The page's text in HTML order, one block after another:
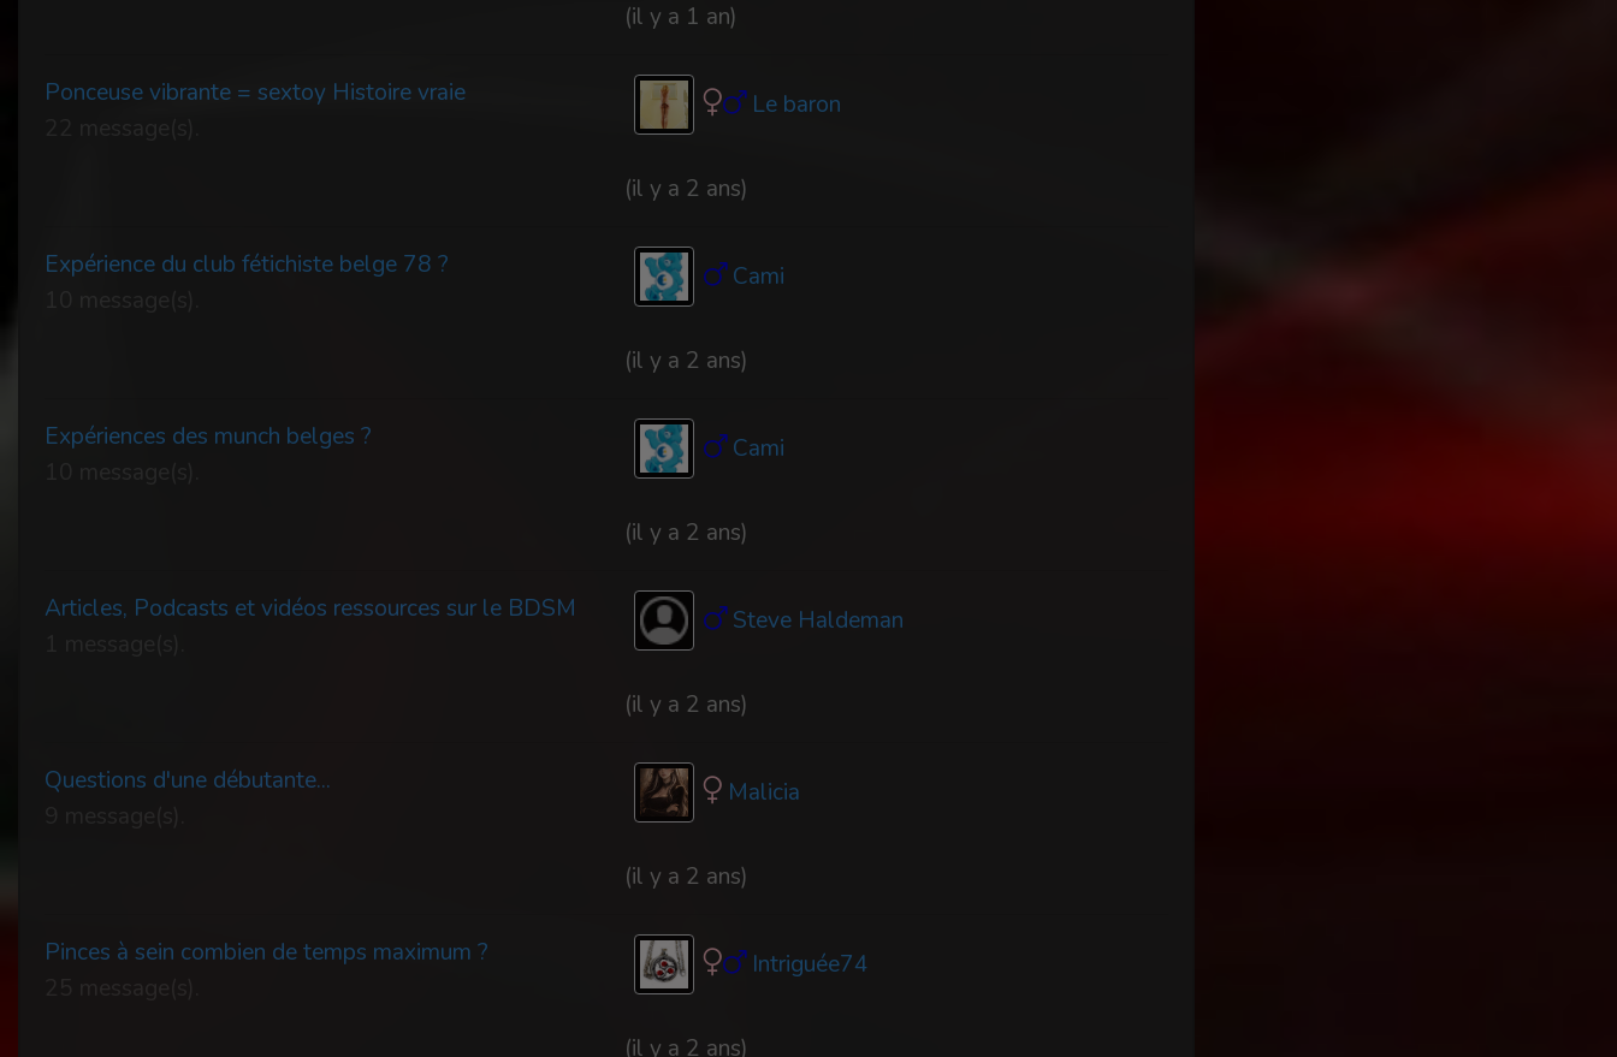
(il y a 1 an)
Ponceuse vibrante = sextoy Histoire vraie
Le baron
(il y a 2 ans)
Expérience du club fétichiste belge 78 ?
Cami
(il y a 2 ans)
Expériences des munch belges ?
Cami
(il y a 2 ans)
Articles, Podcasts et vidéos ressources sur le BDSM
Steve Haldeman
(il y a 2 ans)
Questions d'une débutante...
Malicia
(il y a 2 ans)
Pinces à sein combien de temps maximum ?
Intriguée74
(il y a 2 ans)